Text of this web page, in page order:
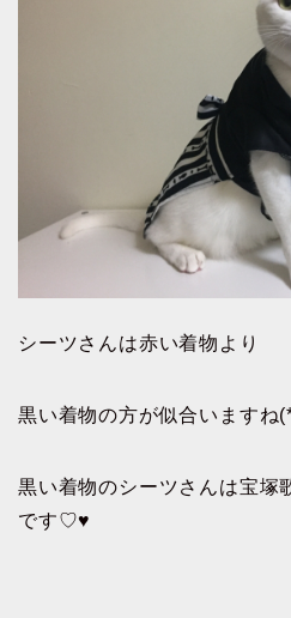
シーツさんは赤い着物より
黒い着物の方が似合いますね
黒い着物のシーツさんは宝塚
です♡♥